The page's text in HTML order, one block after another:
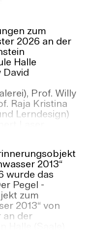
zum
2026 an der
Halle
David
Prof. Willy
Raja Kristina
Lerndesign)
als
ernannt.2013“
wurde das
Pegel -
zum
2013“ von
an der